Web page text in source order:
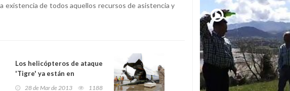
existencia de todos aquellos recursos de asistencia y
Los helicópteros de ataque
'Tigre' ya están en
Afganistán
28 de Mar de 2013 1188